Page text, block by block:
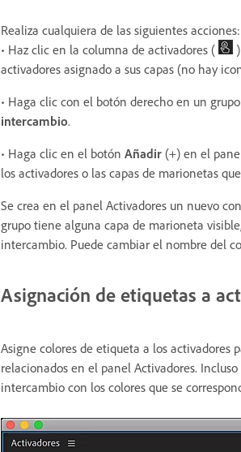
Realiza cualquiera de las siguientes acciones:
• Haz clic en la columna de activadores (
activadores asignado a sus capas (no hay
• Haga clic con el botón derecho en un
intercambio.
• Haga clic en el botón Añadir (+) en el
los activadores o las capas de marionetas
Se crea en el panel Activadores un nuevo
grupo tiene alguna capa de marioneta
intercambio. Puede cambiar el nombre del
Asignación de etiquetas a
Asigne colores de etiqueta a los
relacionados en el panel Activadores.
intercambio con los colores que se